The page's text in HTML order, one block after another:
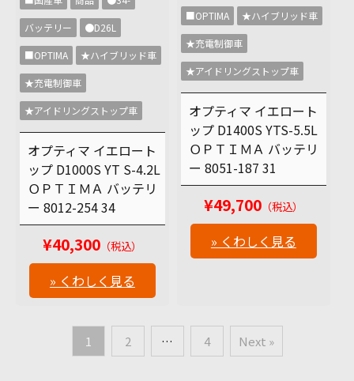
バッテリー ●D26L
■OPTIMA ★ハイブリッド車
★充電制御車
★アイドリングストップ車
オプティマ イエロート
ップ D1000S YT S-4.2L
ＯＰＴＩＭＡ バッテリ
ー 8012-254 34
¥40,300 （税込）
» くわしく見る
■OPTIMA ★ハイブリッド車
★充電制御車
★アイドリングストップ車
オプティマ イエロート
ップ D1400S YTS-5.5L
ＯＰＴＩＭＡ バッテリ
ー 8051-187 31
¥49,700 （税込）
» くわしく見る
1 2 … 4 Next »